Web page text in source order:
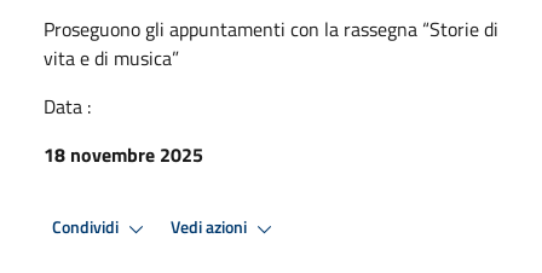
Proseguono gli appuntamenti con la rassegna “Storie di
vita e di musica”
Data :
18 novembre 2025
Condividi Vedi azioni